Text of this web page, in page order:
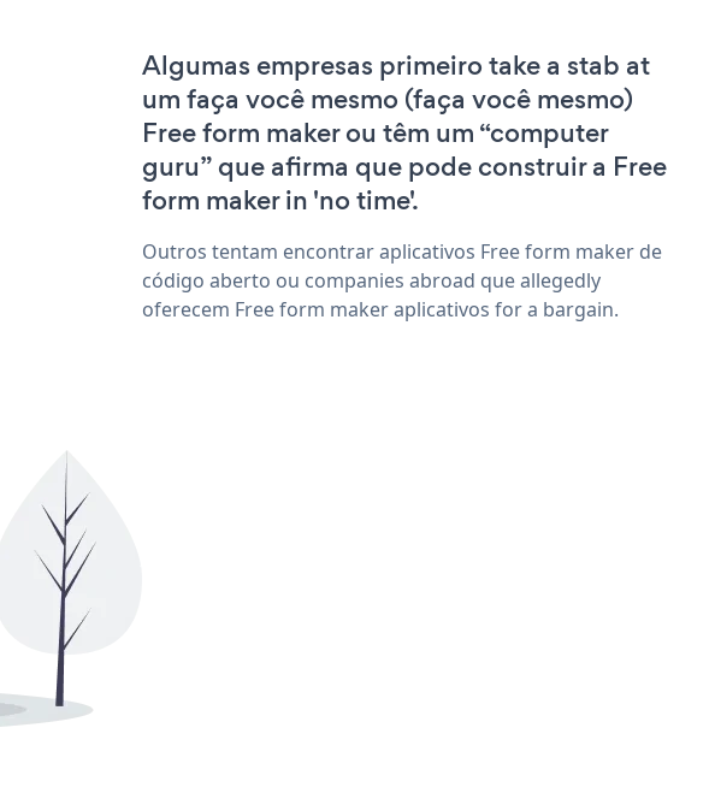
Algumas empresas primeiro take a stab at
um faça você mesmo (faça você mesmo)
Free form maker ou têm um “computer
guru” que afirma que pode construir a Free
form maker in 'no time'.
Outros tentam encontrar aplicativos Free form maker de
código aberto ou companies abroad que allegedly
oferecem Free form maker aplicativos for a bargain.